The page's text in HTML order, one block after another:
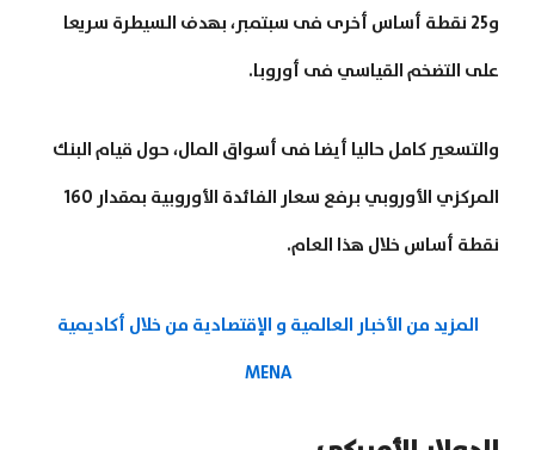
و25 نقطة أساس أخرى فى سبتمبر، بهدف السيطرة سريعا
على التضخم القياسي فى أوروبا.
والتسعير كامل حاليا أيضا فى أسواق المال، حول قيام البنك
المركزي الأوروبي برفع سعار الفائدة الأوروبية بمقدار 160
نقطة أساس خلال هذا العام.
المزيد من الأخبار العالمية و الإقتصادية من خلال أكاديمية
MENA